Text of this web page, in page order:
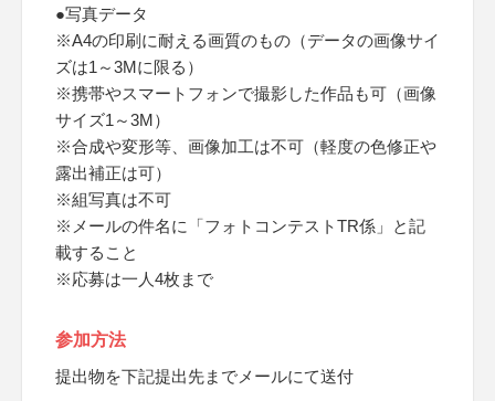
●写真データ
※A4の印刷に耐える画質のもの（データの画像サイ
ズは1～3Mに限る）
※携帯やスマートフォンで撮影した作品も可（画像
サイズ1～3M）
※合成や変形等、画像加工は不可（軽度の色修正や
露出補正は可）
※組写真は不可
※メールの件名に「フォトコンテストTR係」と記
載すること
※応募は一人4枚まで
参加方法
提出物を下記提出先までメールにて送付